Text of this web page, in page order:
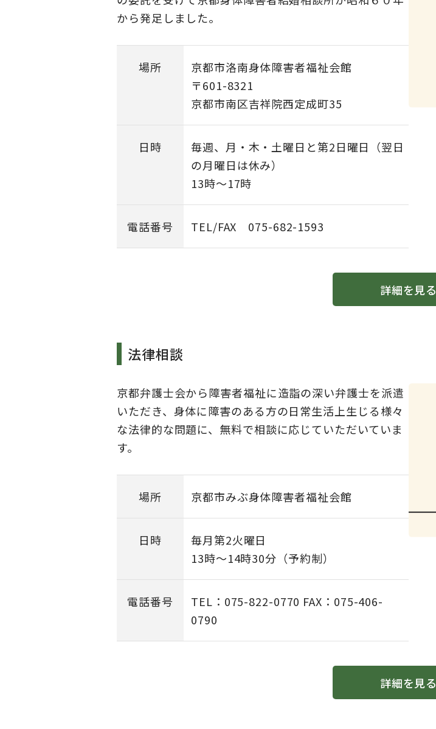
から発足しました。
場所
京都市洛南身体障害者福祉会館
〒601-8321
京都市南区吉祥院西定成町35
日時
毎週、月・木・土曜日と第2日曜日（翌日
の月曜日は休み）
13時～17時
電話番号 TEL/FAX 075-682-1593
詳細を見る
法律相談
京都弁護士会から障害者福祉に造詣の深い弁護士を派遣
いただき、身体に障害のある方の日常生活上生じる様々
な法律的な問題に、無料で相談に応じていただいていま
す。
場所 京都市みぶ身体障害者福祉会館
日時
毎月第2火曜日
13時～14時30分（予約制）
電話番号
TEL：075-822-0770 FAX：075-406-
0790
詳細を見る